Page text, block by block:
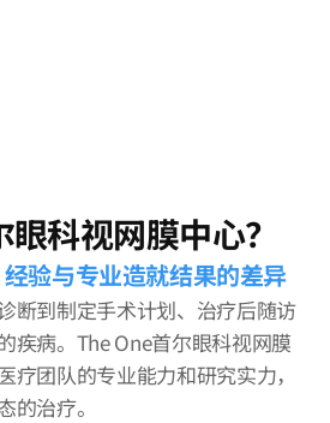
科视网膜中心？
验与专业造就结果的差异
断到制定手术计划、治疗后随访
疾病。The One首尔眼科视网膜
疗团队的专业能力和研究实力，
的治疗。